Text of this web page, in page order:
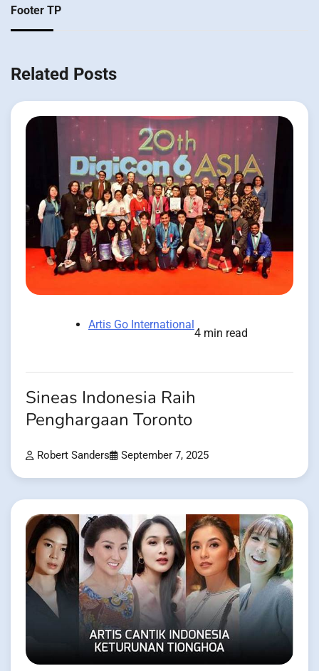
Footer TP
Related Posts
Artis Go International
4 min read
Sineas Indonesia Raih
Penghargaan Toronto
Robert Sanders September 7, 2025